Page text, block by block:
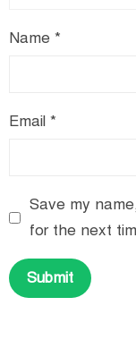
Name *
Email *
Save my
for the next